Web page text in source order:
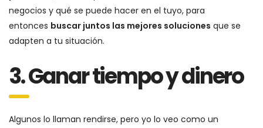
negocios y qué se puede hacer en el tuyo, para
entonces buscar juntos las mejores soluciones que se
adapten a tu situación.
3. Ganar tiempo y dinero
Algunos lo llaman rendirse, pero yo lo veo como un